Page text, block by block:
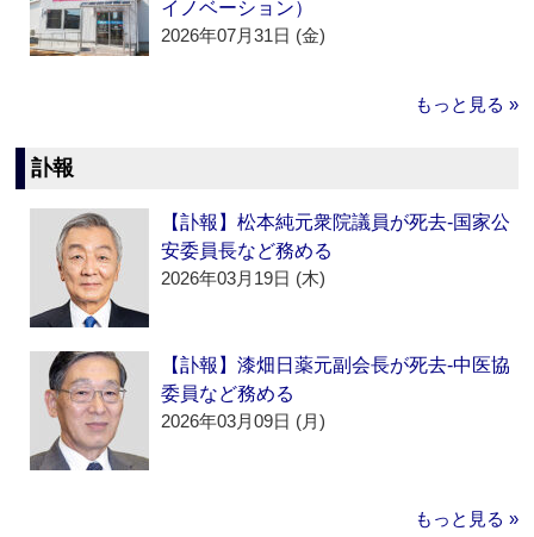
イノベーション）
2026年07月31日 (金)
もっと見る »
訃報
【訃報】松本純元衆院議員が死去‐国家公
安委員長など務める
2026年03月19日 (木)
【訃報】漆畑日薬元副会長が死去‐中医協
委員など務める
2026年03月09日 (月)
もっと見る »